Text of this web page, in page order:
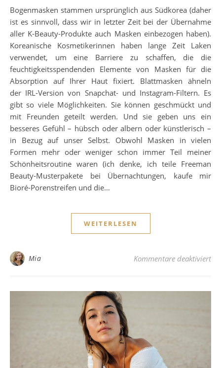
Bogenmasken stammen ursprünglich aus Südkorea (daher
ist es sinnvoll, dass wir in letzter Zeit bei der Übernahme
aller K-Beauty-Produkte auch Masken einbezogen haben).
Koreanische Kosmetikerinnen haben lange Zeit Laken
verwendet, um eine Barriere zu schaffen, die die
feuchtigkeitsspendenden Elemente von Masken für die
Absorption auf Ihrer Haut fixiert. Blattmasken ähneln
der IRL-Version von Snapchat- und Instagram-Filtern. Es
gibt so viele Möglichkeiten. Sie können geschmückt und
mit Freunden geteilt werden. Und sie geben uns ein
besseres Gefühl – hübsch oder albern oder künstlerisch –
in Bezug auf unser Selbst. Obwohl Masken in vielen
Formen mehr oder weniger schon immer Teil meiner
Schönheitsroutine waren (ich denke, ich teile Freeman
Beauty-Musterpakete bei Übernachtungen, kaufe mir
Bioré-Porenstreifen und die…
WEITERLESEN
Mia Kommentare deaktiviertfür